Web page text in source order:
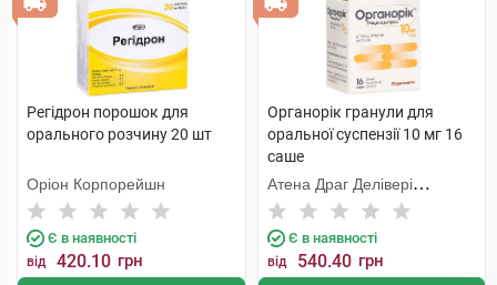
Регідрон порошок для
орального розчину 20 шт
Оріон Корпорейшн
Є в наявності
від 420.10 грн
Органорік гранули для
оральної суспензії 10 мг 16
саше
Атена Драг Делівері
Солюшнз ПВТ. ЛТД
Є в наявності
від 540.40 грн